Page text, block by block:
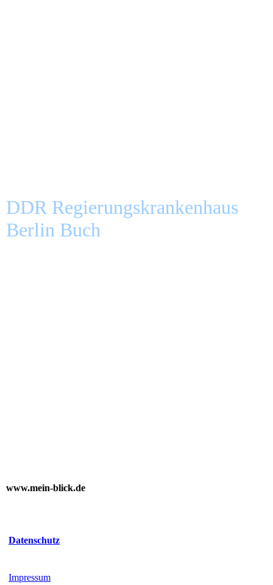
DDR Regierungskrankenhaus
Berlin Buch
www.mein-blick.de
Datenschutz
Impressum